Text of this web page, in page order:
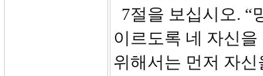
7절을 보십시오. “
이르도록 네 자신
위해서는 먼저 자